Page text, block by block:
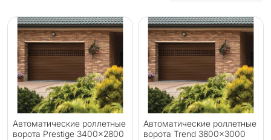
Автоматические роллетные
ворота Prestige 3400x2800
Автоматические роллетные
ворота Trend 3800x3000